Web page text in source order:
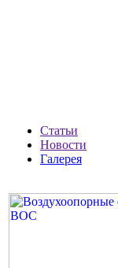
Статьи
Новости
Галерея